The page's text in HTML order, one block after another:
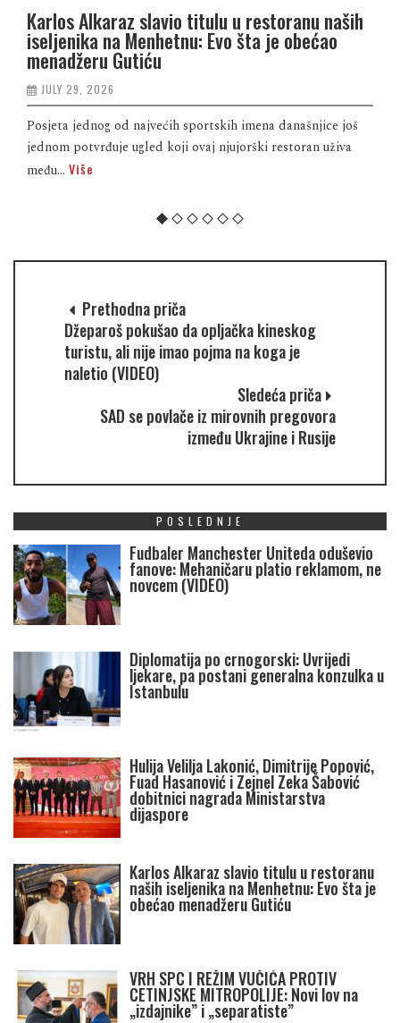
Karlos Alkaraz slavio titulu u restoranu naših
iseljenika na Menhetnu: Evo šta je obećao
menadžeru Gutiću
JULY 29, 2026
Posjeta jednog od najvećih sportskih imena današnjice još
jednom potvrđuje ugled koji ovaj njujorški restoran uživa
među... Više
Prethodna priča
Džeparoš pokušao da opljačka kineskog
turistu, ali nije imao pojma na koga je
naletio (VIDEO)
Sledeća priča
SAD se povlače iz mirovnih pregovora
između Ukrajine i Rusije
POSLEDNJE
Fudbaler Manchester Uniteda oduševio
fanove: Mehaničaru platio reklamom, ne
novcem (VIDEO)
Diplomatija po crnogorski: Uvrijedi
ljekare, pa postani generalna konzulka u
Istanbulu
Hulija Velilja Lakonić, Dimitrije Popović,
Fuad Hasanović i Zejnel Zeka Šabović
dobitnici nagrada Ministarstva
dijaspore
Karlos Alkaraz slavio titulu u restoranu
naših iseljenika na Menhetnu: Evo šta je
obećao menadžeru Gutiću
VRH SPC I REŽIM VUČIĆA PROTIV
CETINJSKE MITROPOLIJE: Novi lov na
„izdajnike” i „separatiste”